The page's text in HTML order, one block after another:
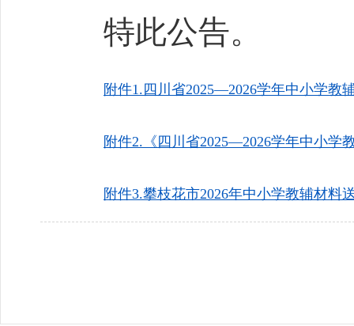
特此公告。
附件1.四川省2025—2026学年中小学教
附件2.《四川省2025—2026学年中小学
附件3.攀枝花市2026年中小学教辅材料